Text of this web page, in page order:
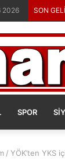
2026 SON
SPOR
/ YÖK’ten YKS